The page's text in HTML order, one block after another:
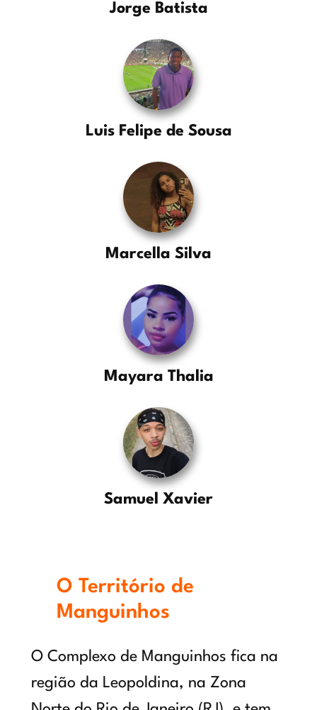
Jorge Batista
Luis Felipe de Sousa
Marcella Silva
Mayara Thalia
Samuel Xavier
O Território de
Manguinhos
O Complexo de Manguinhos fica na
região da Leopoldina, na Zona